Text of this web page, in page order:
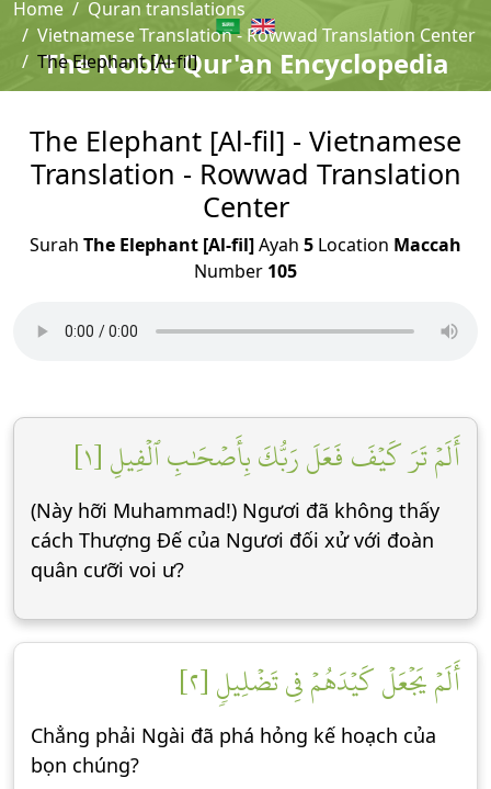
The Noble Qur'an Encyclopedia
Home
Quran translations
Vietnamese Translation - Rowwad Translation Center
The Elephant [Al-fil]
The Elephant [Al-fil] - Vietnamese
Translation - Rowwad Translation
Center
Surah The Elephant [Al-fil]Ayah 5 Location Maccah
Number 105
أَلَمۡ تَرَ كَيۡفَ فَعَلَ رَبُّكَ بِأَصۡحَٰبِ ٱلۡفِيلِ [١]
(Này hỡi Muhammad!) Ngươi đã không thấy
cách Thượng Đế của Ngươi đối xử với đoàn
quân cưỡi voi ư?
أَلَمۡ يَجۡعَلۡ كَيۡدَهُمۡ فِي تَضۡلِيلٖ [٢]
Chẳng phải Ngài đã phá hỏng kế hoạch của
bọn chúng?